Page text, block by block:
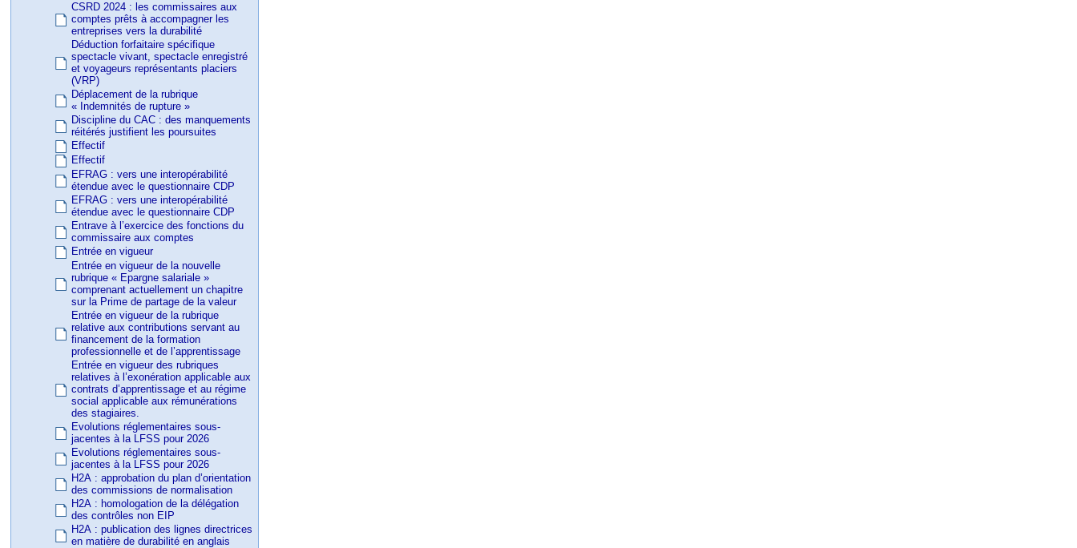
CSRD 2024 : les commissaires aux
comptes prêts à accompagner les
entreprises vers la durabilité
Déduction forfaitaire spécifique
spectacle vivant, spectacle enregistré
et voyageurs représentants placiers
(VRP)
Déplacement de la rubrique
« Indemnités de rupture »
Discipline du CAC : des manquements
réitérés justifient les poursuites
Effectif
Effectif
EFRAG : vers une interopérabilité
étendue avec le questionnaire CDP
EFRAG : vers une interopérabilité
étendue avec le questionnaire CDP
Entrave à l’exercice des fonctions du
commissaire aux comptes
Entrée en vigueur
Entrée en vigueur de la nouvelle
rubrique « Epargne salariale »
comprenant actuellement un chapitre
sur la Prime de partage de la valeur
Entrée en vigueur de la rubrique
relative aux contributions servant au
financement de la formation
professionnelle et de l’apprentissage
Entrée en vigueur des rubriques
relatives à l’exonération applicable aux
contrats d’apprentissage et au régime
social applicable aux rémunérations
des stagiaires.
Evolutions réglementaires sous-
jacentes à la LFSS pour 2026
Evolutions réglementaires sous-
jacentes à la LFSS pour 2026
H2A : approbation du plan d’orientation
des commissions de normalisation
H2A : homologation de la délégation
des contrôles non EIP
H2A : publication des lignes directrices
en matière de durabilité en anglais